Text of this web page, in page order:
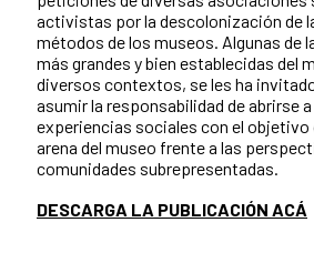
activistas por la descolonización de
métodos de los museos. Algunas de
más grandes y bien establecidas del
diversos contextos, se les ha
asumir la responsabilidad de abrirse
experiencias sociales con el objetivo
arena del museo frente a las
comunidades subrepresentadas.
DESCARGA LA PUBLICACIÓN ACÁ